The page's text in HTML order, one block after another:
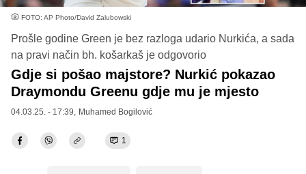
FOTO: AP Photo/David Zalubowski
Prošle godine Green je bez razloga udario Nurkića, a sada
na pravi način bh. košarkaš je odgovorio
Gdje si pošao majstore? Nurkić pokazao
Draymondu Greenu gdje mu je mjesto
04.03.25. - 17:39, Muhamed Bogilović
1